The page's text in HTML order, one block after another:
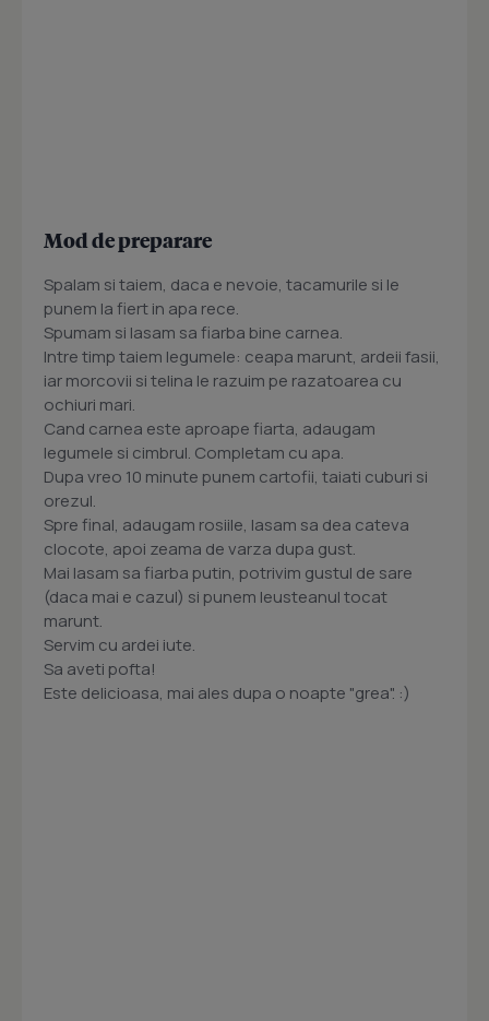
Mod de preparare
Spalam si taiem, daca e nevoie, tacamurile si le
punem la fiert in apa rece.
Spumam si lasam sa fiarba bine carnea.
Intre timp taiem legumele: ceapa marunt, ardeii fasii,
iar morcovii si telina le razuim pe razatoarea cu
ochiuri mari.
Cand carnea este aproape fiarta, adaugam
legumele si cimbrul. Completam cu apa.
Dupa vreo 10 minute punem cartofii, taiati cuburi si
orezul.
Spre final, adaugam rosiile, lasam sa dea cateva
clocote, apoi zeama de varza dupa gust.
Mai lasam sa fiarba putin, potrivim gustul de sare
(daca mai e cazul) si punem leusteanul tocat
marunt.
Servim cu ardei iute.
Sa aveti pofta!
Este delicioasa, mai ales dupa o noapte "grea". :)